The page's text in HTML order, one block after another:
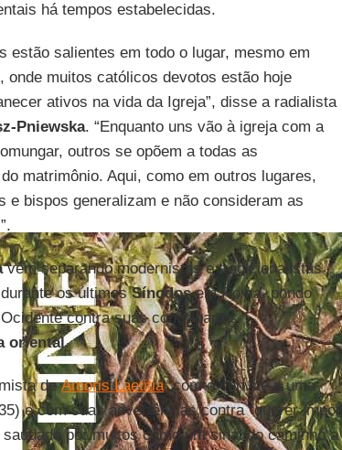
há tempos estabelecidas.
estão salientes em todo o lugar, mesmo em
muitos católicos devotos estão hoje
ativos na vida da Igreja”, disse a radialista
Pniewska. “Enquanto uns vão à igreja com a
outros se opõem a todas as
matrimônio. Aqui, como em outros lugares,
e bispos generalizam e não consideram as
vêm separando modernistas e tradicionalistas
os últimosSínodosem Roma, pondo
contra suas contrapartes
oriental.
de Amoris Laetitia, com o convite a uma
e com suas advertências contra “querer impor
por muitos como um sinal do caminho a